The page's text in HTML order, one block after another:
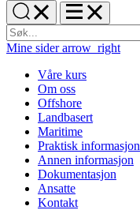
Mine sider arrow_right
Våre kurs
Om oss
Offshore
Landbasert
Maritime
Praktisk informasjon
Annen informasjon
Dokumentasjon
Ansatte
Kontakt